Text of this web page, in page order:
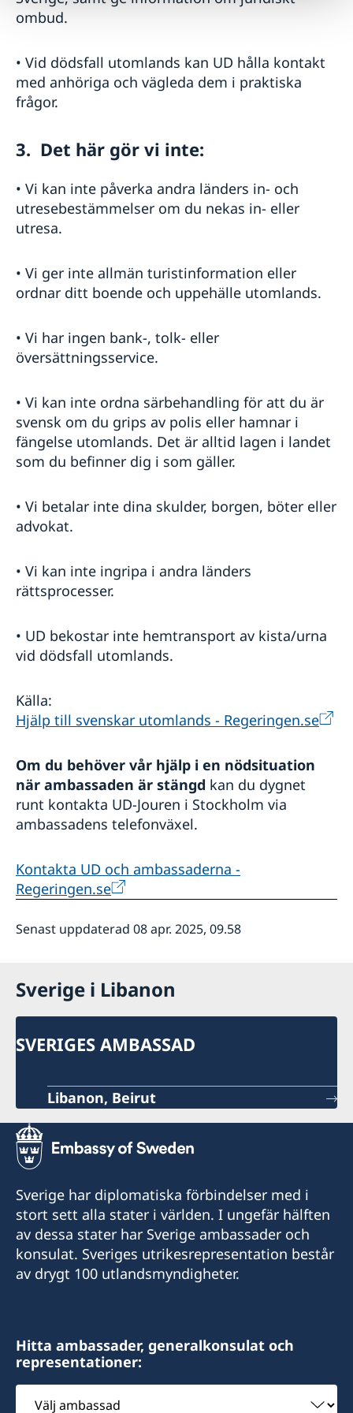
ombud.
• Vid dödsfall utomlands kan UD hålla kontakt
med anhöriga och vägleda dem i praktiska
frågor.
3. Det här gör vi inte:
• Vi kan inte påverka andra länders in- och
utresebestämmelser om du nekas in- eller
utresa.
• Vi ger inte allmän turistinformation eller
ordnar ditt boende och uppehälle utomlands.
• Vi har ingen bank-, tolk- eller
översättningsservice.
• Vi kan inte ordna särbehandling för att du är
svensk om du grips av polis eller hamnar i
fängelse utomlands. Det är alltid lagen i landet
som du befinner dig i som gäller.
• Vi betalar inte dina skulder, borgen, böter eller
advokat.
• Vi kan inte ingripa i andra länders
rättsprocesser.
• UD bekostar inte hemtransport av kista/urna
vid dödsfall utomlands.
Källa:
Hjälp till svenskar utomlands - Regeringen.se
Om du behöver vår hjälp i en nödsituation
när ambassaden är stängd kan du dygnet
runt kontakta UD-Jouren i Stockholm via
ambassadens telefonväxel.
Kontakta UD och ambassaderna -
Regeringen.se
Senast uppdaterad 08 apr. 2025, 09.58
Sverige i Libanon
SVERIGES AMBASSAD
Libanon, Beirut
Sverige har diplomatiska förbindelser med i
stort sett alla stater i världen. I ungefär hälften
av dessa stater har Sverige ambassader och
konsulat. Sveriges utrikesrepresentation består
av drygt 100 utlandsmyndigheter.
Hitta ambassader, generalkonsulat och
representationer:
Välj